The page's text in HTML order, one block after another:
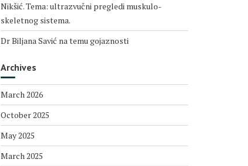
Nikšić. Tema: ultrazvučni pregledi muskulo-
skeletnog sistema.
Dr Biljana Savić na temu gojaznosti
Archives
March 2026
October 2025
May 2025
March 2025